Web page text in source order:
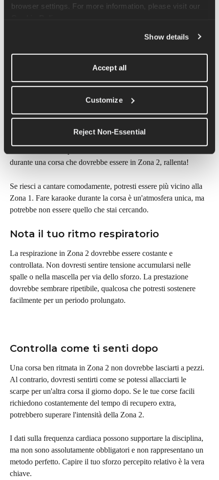
Show details
Accept all
Customize
Reject Non-Essential
a valutare la prestazione senza affidarsi esclusivamente ai dati
Ecco come puntare alla Zona 2 senza monitorare la frequenza
cardiaca.
Usa la conversazione come guida
Dovresti essere in grado di sostenere una conversazione
rilassata senza dover fare pause frequenti per riprendere fiato.
durante una corsa che dovrebbe essere in Zona 2, rallenta!
Se riesci a cantare comodamente, potresti essere più vicino alla
Zona 1. Fare karaoke durante la corsa è un'atmosfera unica, ma
potrebbe non essere quello che stai cercando.
Nota il tuo ritmo respiratorio
La respirazione in Zona 2 dovrebbe essere costante e
controllata. Non dovresti sentire tensione accumularsi nelle
spalle o nella mascella per via dello sforzo. La prestazione
dovrebbe sembrare ripetibile, qualcosa che potresti sostenere
facilmente per un periodo prolungato.
Controlla come ti senti dopo
Una corsa ben ritmata in Zona 2 non dovrebbe lasciarti a pezzi.
Al contrario, dovresti sentirti come se potessi allacciarti le
scarpe per un'altra corsa il giorno dopo. Se le tue corse facili
richiedono costantemente del tempo di recupero extra,
potrebbero superare l'intensità della Zona 2.
I dati sulla frequenza cardiaca possono supportare la disciplina,
ma non sono assolutamente obbligatori e non rappresentano un
metodo perfetto. Capire il tuo sforzo percepito relativo è la vera
chiave.